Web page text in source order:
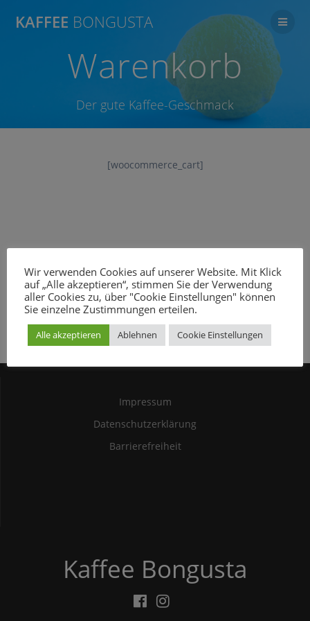
springen
KAFFEE BONGUSTA
Warenkorb
Der gute Kaffee-Geschmack
[woocommerce_cart]
Impressum
Datenschutzerklärung
Barrierefreiheit
Kaffee Bongusta
Wir verwenden Cookies auf unserer Website. Mit Klick
auf „Alle akzeptieren“, stimmen Sie der Verwendung
aller Cookies zu, über "Cookie Einstellungen" können
Sie einzelne Zustimmungen erteilen.
Alle akzeptieren Ablehnen Cookie Einstellungen